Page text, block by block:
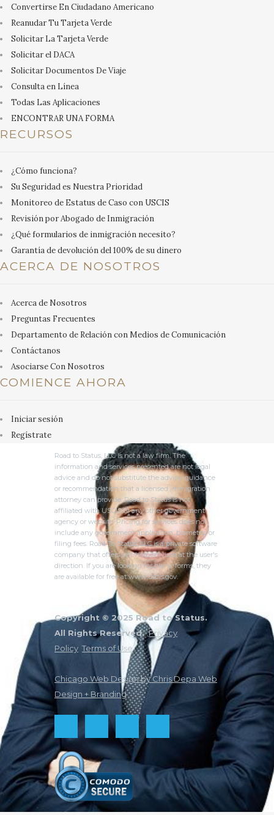
Convertirse En Ciudadano Americano
Reanudar Tu Tarjeta Verde
Solicitar La Tarjeta Verde
Solicitar el DACA
Solicitar Documentos De Viaje
Consulta en Línea
Todas Las Aplicaciones
ENCONTRAR UNA FORMA
RECURSOS
¿Cómo funciona?
Su Seguridad es Nuestra Prioridad
Monitoreo de Estatus de Caso con USCIS
Revisión por Abogado de Inmigración
¿Qué formularios de inmigración necesito?
Garantía de devolución del 100% de su dinero
ACERCA DE NOSOTROS
Acerca de Nosotros
Preguntas Frecuentes
Departamento de Relación con Medios de Comunicación
Contáctanos
Asociarse Con Nosotros
COMIENCE AHORA
Iniciar sesión
Regístrate
Road to Status, LLC is not a law firm. The
information and services presented are not legal
advice and do not substitute the advice, guidance
or recommendation that a licensed immigration
attorney can provide. Road to Status is not
affiliated with USCIS or any other government
agency or website. Pricing for services does not
include any government application, biometric or
filing fees. Road To Status, LLC is a private software
company that offers self-help services at the user's
direction. If you are looking for blank forms, they
are available for free at www.uscis.gov.
Copyright © 2025 Road to Status.
All Rights Reserved.Privacy
Policy Terms of Use
Chicago Web Design by Chris Depa Web
Design + Branding